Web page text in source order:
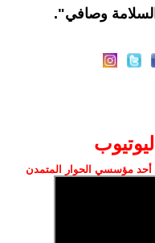
وصافي".
مؤسسي الحوار المتمدن